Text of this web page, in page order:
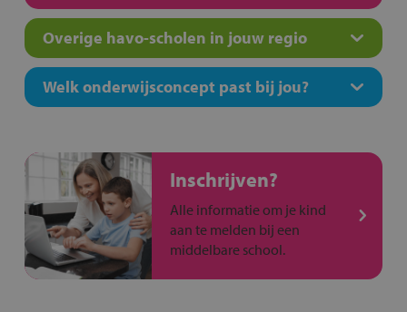
Overige havo-scholen in jouw regio
Welk onderwijsconcept past bij jou?
Inschrijven?
Alle informatie om je kind
aan te melden bij een
middelbare school.